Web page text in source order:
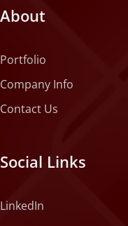
About
Portfolio
Company Info
Contact Us
Social Links
LinkedIn